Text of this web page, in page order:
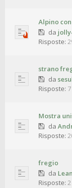
Alpino
da
Risposte:
strano
da
Risposte: 7
Mostra
da
Risposte:
fregio
da
Risposte: 2